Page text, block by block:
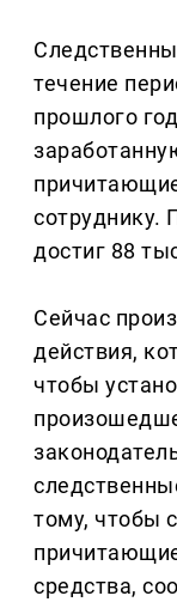
течение
прошлого
сотруднику.
достиг 88
Сейчас
действия,
чтобы
тому, чтобы
средства,